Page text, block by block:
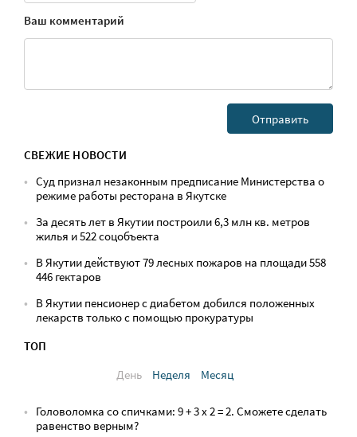
Ваш комментарий
СВЕЖИЕ НОВОСТИ
Суд признал незаконным предписание Министерства о
режиме работы ресторана в Якутске
За десять лет в Якутии построили 6,3 млн кв. метров
жилья и 522 соцобъекта
В Якутии действуют 79 лесных пожаров на площади 558
446 гектаров
В Якутии пенсионер с диабетом добился положенных
лекарств только с помощью прокуратуры
ТОП
День
Неделя Месяц
Головоломка со спичками: 9 + 3 х 2 = 2. Сможете сделать
равенство верным?